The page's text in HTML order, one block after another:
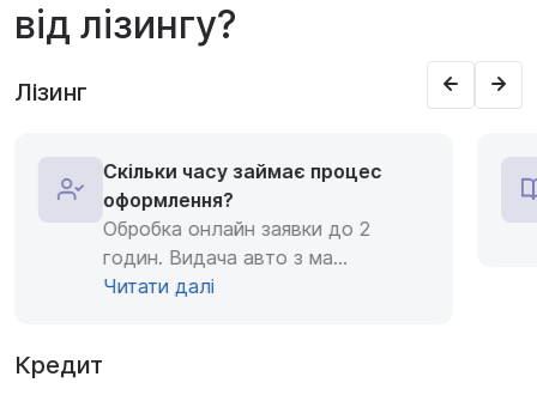
від лізингу?
Лізинг
Скільки часу займає процес
оформлення?
Обробка онлайн заявки до 2
годин. Видача авто з ма...
Читати далі
Кредит